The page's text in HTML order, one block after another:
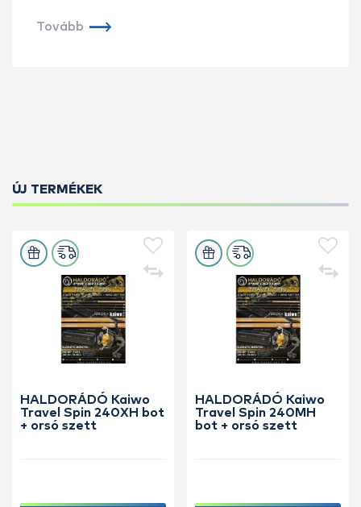
Tovább
ÚJ TERMÉKEK
HALDORÁDÓ Kaiwo
Travel Spin 240XH bot
+ orsó szett
HALDORÁDÓ Kaiwo
Travel Spin 240MH
bot + orsó szett